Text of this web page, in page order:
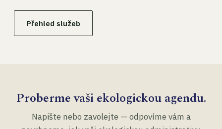
Přehled služeb
Proberme vaši ekologickou agendu.
Napište nebo zavolejte — odpovíme vám a